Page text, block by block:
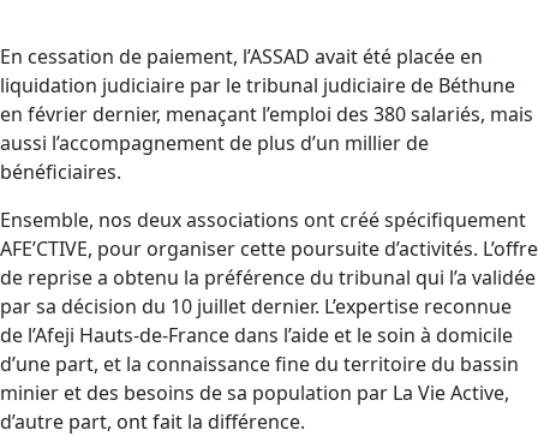
En cessation de paiement, l’ASSAD avait été placée en
liquidation judiciaire par le tribunal judiciaire de Béthune
en février dernier, menaçant l’emploi des 380 salariés, mais
aussi l’accompagnement de plus d’un millier de
bénéficiaires.
Ensemble, nos deux associations ont créé spécifiquement
AFE’CTIVE, pour organiser cette poursuite d’activités. L’offre
de reprise a obtenu la préférence du tribunal qui l’a validée
par sa décision du 10 juillet dernier. L’expertise reconnue
de l’Afeji Hauts-de-France dans l’aide et le soin à domicile
d’une part, et la connaissance fine du territoire du bassin
minier et des besoins de sa population par La Vie Active,
d’autre part, ont fait la différence.